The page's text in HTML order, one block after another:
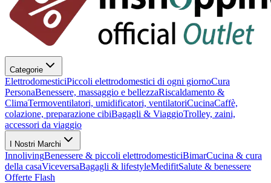
Categorie
ElettrodomesticiPiccoli elettrodomestici di ogni giornoCura
PersonaBenessere, massaggio e bellezzaRiscaldamento &
ClimaTermoventilatori, umidificatori, ventilatoriCucinaCaffè,
colazione, preparazione cibiBagagli & ViaggioTrolley, zaini,
accessori da viaggio
I Nostri Marchi
InnolivingBenessere & piccoli elettrodomesticiBimarCucina & cura
della casaViceversaBagagli & lifestyleMedifitSalute & benessere
Offerte Flash